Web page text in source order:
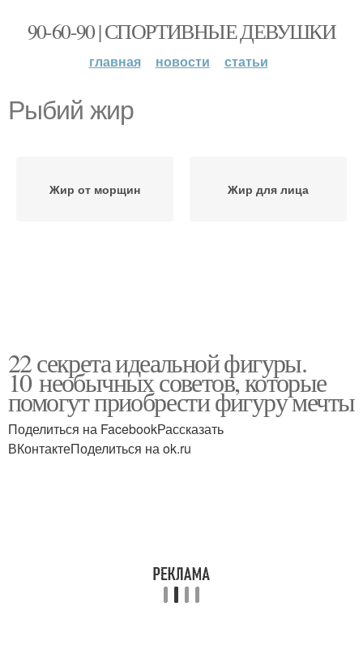
90-60-90 | СПОРТИВНЫЕ ДЕВУШКИ
главная новости статьи
Рыбий жир
Жир от морщин Жир для лица
22 секрета идеальной фигуры.
10 необычных советов, которые
помогут приобрести фигуру мечты
Поделиться на FacebookРассказать
ВКонтактеПоделиться на ok.ru